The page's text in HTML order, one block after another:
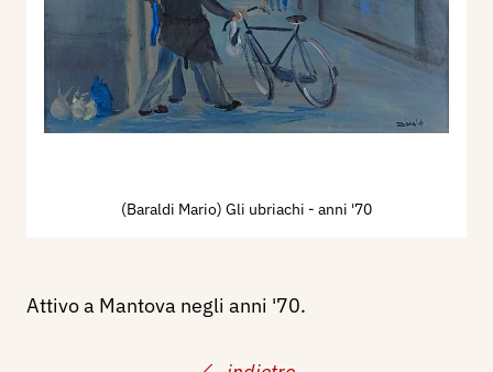
(Baraldi Mario) Gli ubriachi - anni '70
Attivo a Mantova negli anni '70.